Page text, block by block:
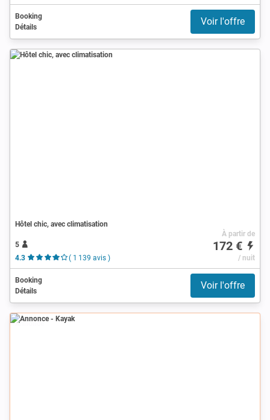
Booking
Détails
Voir l'offre
Hôtel chic, avec climatisation
5
4.3
( 1 139 avis )
À partir de
172 €
/ nuit
Booking
Détails
Voir l'offre
Annonce